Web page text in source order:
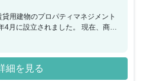
用建物のプロパティマネジメント
4月に設立されました。 現在、商業
」、「大宮JPビルディング」、商
入居する「大手町プレイス」のプ
ております。 運営管理業務、テナ
細を見る